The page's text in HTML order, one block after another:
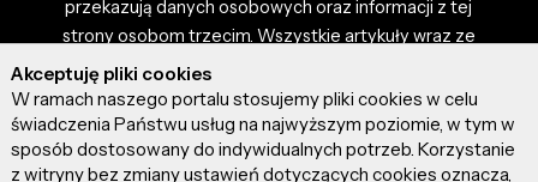
przekazują danych osobowych oraz informacji z tej
strony osobom trzecim. Wszystkie artykuły wraz ze
zdjęciami i materiałami dostępnymi na portalu są
własnością użytkowników. Administrator i właściciel
portalu nie ponosi odpowiedzialności za tresci
prezentowane przez autorów artykułów. Dodając
Akceptuję pliki cookies
W ramach naszego portalu stosujemy pliki cookies w celu
świadczenia Państwu usług na najwyższym poziomie, w tym w
sposób dostosowany do indywidualnych potrzeb. Korzystanie
z witryny bez zmiany ustawień dotyczących cookies oznacza,